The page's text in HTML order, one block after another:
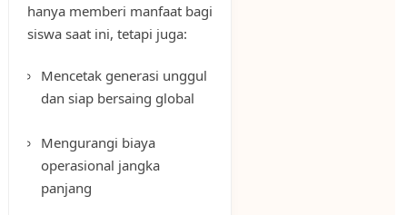
hanya memberi manfaat bagi
siswa saat ini, tetapi juga:
Mencetak generasi unggul
dan siap bersaing global
Mengurangi biaya
operasional jangka
panjang